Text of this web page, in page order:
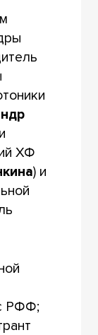
ХФ
) и
РФФ;